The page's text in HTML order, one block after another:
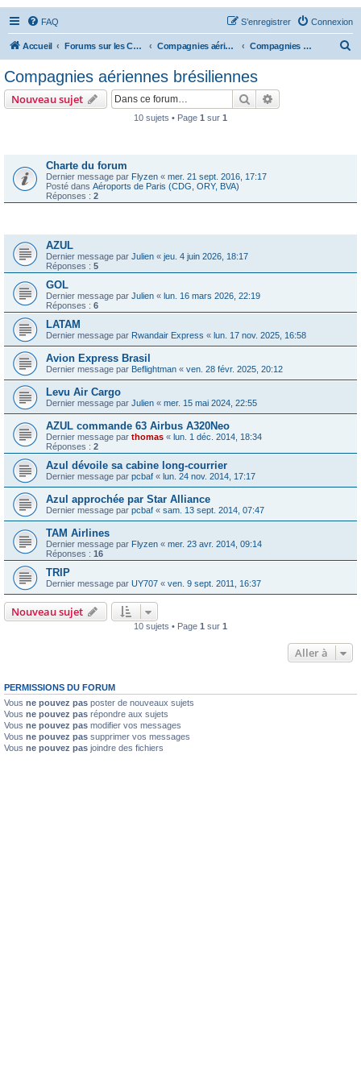
FAQ Connexion
S’enregistrer
Accueil Forums sur les Compagnies Aériennes Compagnies aériennes des Amériques Compagnies aériennes brésiliennes
Compagnies aériennes brésiliennes
Nouveau sujet Rechercher
10 sujets • Page 1 sur 1
Charte du forum
Dernier message par Flyzen « mer. 21 sept. 2016, 17:17
Posté dans Aéroports de Paris (CDG, ORY, BVA)
Réponses : 2
AZUL
Dernier message par Julien « jeu. 4 juin 2026, 18:17
Réponses : 5
GOL
Dernier message par Julien « lun. 16 mars 2026, 22:19
Réponses : 6
LATAM
Dernier message par Rwandair Express « lun. 17 nov. 2025, 16:58
Avion Express Brasil
Dernier message par Beflightman « ven. 28 févr. 2025, 20:12
Levu Air Cargo
Dernier message par Julien « mer. 15 mai 2024, 22:55
AZUL commande 63 Airbus A320Neo
Dernier message par thomas « lun. 1 déc. 2014, 18:34
Réponses : 2
Azul dévoile sa cabine long-courrier
Dernier message par pcbaf « lun. 24 nov. 2014, 17:17
Azul approchée par Star Alliance
Dernier message par pcbaf « sam. 13 sept. 2014, 07:47
TAM Airlines
Dernier message par Flyzen « mer. 23 avr. 2014, 09:14
Réponses : 16
TRIP
Dernier message par UY707 « ven. 9 sept. 2011, 16:37
Nouveau sujet
10 sujets • Page 1 sur 1
Aller à
PERMISSIONS DU FORUM
Vous ne pouvez pas poster de nouveaux sujets
Vous ne pouvez pas répondre aux sujets
Vous ne pouvez pas modifier vos messages
Vous ne pouvez pas supprimer vos messages
Vous ne pouvez pas joindre des fichiers